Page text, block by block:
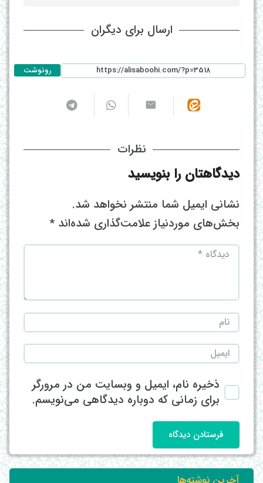
ارسال برای دیگران
رونوشت
نظرات
دیدگاهتان را بنویسید
نشانی ایمیل شما منتشر نخواهد شد.
بخش‌های موردنیاز علامت‌گذاری شده‌اند *
ذخیره نام، ایمیل و وبسایت من در مرورگر
برای زمانی که دوباره دیدگاهی می‌نویسم.
فرستادن دیدگاه